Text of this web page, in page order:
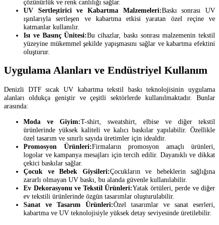
çözünürlük ve renk canlılığı sağlar.
UV Sertleştirici ve Kabartma Malzemeleri:Baskı sonrası UV
ışınlarıyla sertleşen ve kabartma etkisi yaratan özel reçine ve
katmanlar kullanılır.
Isı ve Basınç Ünitesi:Bu cihazlar, baskı sonrası malzemenin tekstil
yüzeyine mükemmel şekilde yapışmasını sağlar ve kabartma efektini
oluşturur.
Uygulama Alanları ve Endüstriyel Kullanım
Denizli DTF sıcak UV kabartma tekstil baskı teknolojisinin uygulama
alanları oldukça geniştir ve çeşitli sektörlerde kullanılmaktadır. Bunlar
arasında:
Moda ve Giyim:T-shirt, sweatshirt, elbise ve diğer tekstil
ürünlerinde yüksek kaliteli ve kalıcı baskılar yapılabilir. Özellikle
özel tasarım ve sınırlı sayıda üretimler için idealdir.
Promosyon Ürünleri:Firmaların promosyon amaçlı ürünleri,
logolar ve kampanya mesajları için tercih edilir. Dayanıklı ve dikkat
çekici baskılar sağlar.
Çocuk ve Bebek Giysileri:Çocukların ve bebeklerin sağlığına
zararlı olmayan UV baskı, bu alanda güvenle kullanılabilir.
Ev Dekorasyonu ve Tekstil Ürünleri:Yatak örtüleri, perde ve diğer
ev tekstili ürünlerinde özgün tasarımlar oluşturulabilir.
Sanat ve Tasarım Ürünleri:Özel tasarımlar ve sanat eserleri,
kabartma ve UV teknolojisiyle yüksek detay seviyesinde üretilebilir.